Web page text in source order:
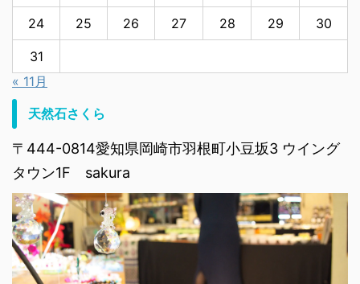
24 25 26 27 28 29 30
31
« 11月
天然石さくら
〒444-0814愛知県岡崎市羽根町小豆坂3 ウイング
タウン1F sakura